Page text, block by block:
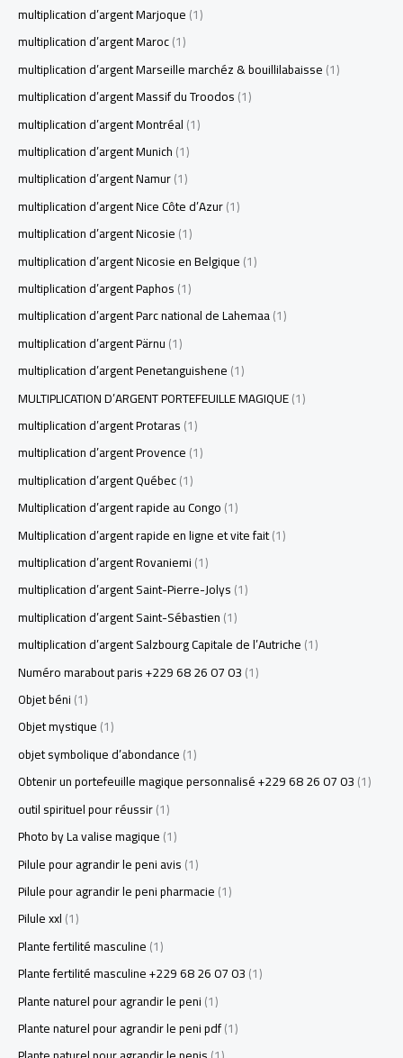
multiplication d’argent Marjoque(1)
multiplication d’argent Maroc(1)
multiplication d’argent Marseille marchéz & bouillilabaisse(1)
multiplication d’argent Massif du Troodos(1)
multiplication d’argent Montréal(1)
multiplication d’argent Munich(1)
multiplication d’argent Namur(1)
multiplication d’argent Nice Côte d’Azur(1)
multiplication d’argent Nicosie(1)
multiplication d’argent Nicosie en Belgique(1)
multiplication d’argent Paphos(1)
multiplication d’argent Parc national de Lahemaa(1)
multiplication d’argent Pärnu(1)
multiplication d’argent Penetanguishene(1)
MULTIPLICATION D’ARGENT PORTEFEUILLE MAGIQUE(1)
multiplication d’argent Protaras(1)
multiplication d’argent Provence(1)
multiplication d’argent Québec(1)
Multiplication d’argent rapide au Congo(1)
Multiplication d’argent rapide en ligne et vite fait(1)
multiplication d’argent Rovaniemi(1)
multiplication d’argent Saint-Pierre-Jolys(1)
multiplication d’argent Saint-Sébastien(1)
multiplication d’argent Salzbourg Capitale de l’Autriche(1)
Numéro marabout paris +229 68 26 07 03(1)
Objet béni(1)
Objet mystique(1)
objet symbolique d’abondance(1)
Obtenir un portefeuille magique personnalisé +229 68 26 07 03(1)
outil spirituel pour réussir(1)
Photo by La valise magique(1)
Pilule pour agrandir le peni avis(1)
Pilule pour agrandir le peni pharmacie(1)
Pilule xxl(1)
Plante fertilité masculine(1)
Plante fertilité masculine +229 68 26 07 03(1)
Plante naturel pour agrandir le peni(1)
Plante naturel pour agrandir le peni pdf(1)